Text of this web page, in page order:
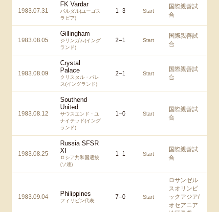
1983.07.31
FK Vardar
バルダル(ユーゴス
ラビア)
1–3 Start
国際親善試
合
1983.08.05
Gillingham
ジリンガム(イング
ランド)
2–1 Start
国際親善試
合
1983.08.09
Crystal
Palace
クリスタル・パレ
ス(イングランド)
2–1 Start
国際親善試
合
1983.08.12
Southend
United
サウスエンド・ユ
ナイテッド(イング
ランド)
1–0 Start
国際親善試
合
1983.08.25
Russia SFSR
XI
ロシア共和国選抜
(ソ連)
1–1 Start
国際親善試
合
1983.09.04 Philippines
フィリピン代表
7–0 Start
ロサンゼル
スオリンピ
ックアジア/
オセアニア